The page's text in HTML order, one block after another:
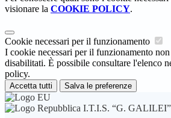
visionare la COOKIE POLICY.
Cookie necessari per il funzionamento
I cookie necessari per il funzionamento non
disabilitati. È possibile consultare l'elenco
policy.
Accetta tutti Salva le preferenze
I.T.I.S. “G. GALILEI”